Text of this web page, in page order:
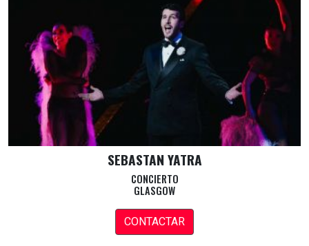
SEBASTAN YATRA
CONCIERTO
GLASGOW
CONTACTAR